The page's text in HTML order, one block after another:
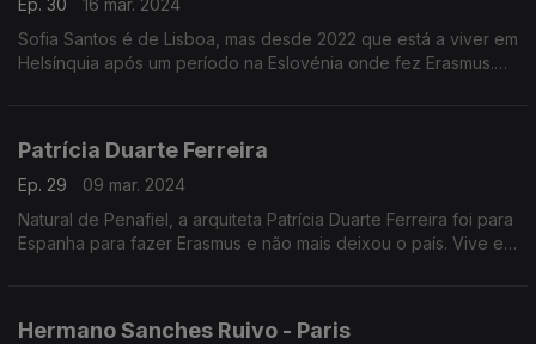
Ep. 30
16 mar. 2024
Sofia Santos é de Lisboa, mas desde 2022 que está a viver em
Helsínquia após um período na Eslovénia onde fez Erasmus.
Patrícia Duarte Ferreira
Ep. 29
09 mar. 2024
Natural de Penafiel, a arquiteta Patrícia Duarte Ferreira foi para
Espanha para fazer Erasmus e não mais deixou o país. Vive em
Hermano Sanches Ruivo - Paris